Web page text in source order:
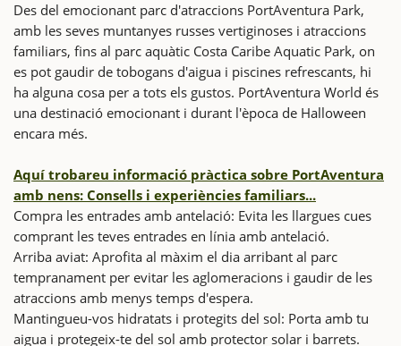
Des del emocionant parc d'atraccions PortAventura Park,
amb les seves muntanyes russes vertiginoses i atraccions
familiars, fins al parc aquàtic Costa Caribe Aquatic Park, on
es pot gaudir de tobogans d'aigua i piscines refrescants, hi
ha alguna cosa per a tots els gustos. PortAventura World és
una destinació emocionant i durant l'època de Halloween
encara més.
Aquí trobareu informació pràctica sobre PortAventura
amb nens: Consells i experiències familiars...
Compra les entrades amb antelació: Evita les llargues cues
comprant les teves entrades en línia amb antelació.
Arriba aviat: Aprofita al màxim el dia arribant al parc
tempranament per evitar les aglomeracions i gaudir de les
atraccions amb menys temps d'espera.
Mantingueu-vos hidratats i protegits del sol: Porta amb tu
aigua i protegeix-te del sol amb protector solar i barrets.